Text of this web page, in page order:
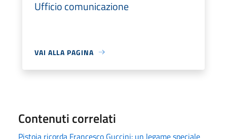
Ufficio comunicazione
VAI ALLA PAGINA
Contenuti correlati
Pistoia ricorda Francesco Guccini: un legame speciale